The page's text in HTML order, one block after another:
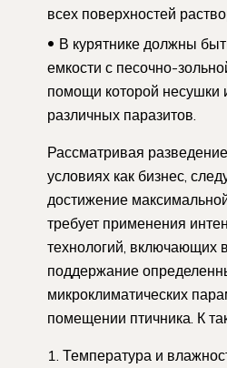
всех поверхностей
В курятнике должны
емкости с песочно-
помощи которой несушки
различных паразитов.
Рассматривая
условиях как бизнес,
достижение
требует применения
технологий, включающих
поддержание
микроклиматических
помещении птичника. К
Температура и